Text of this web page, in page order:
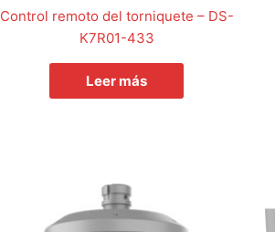
Control remoto del torniquete – DS-
K7R01-433
Leer más